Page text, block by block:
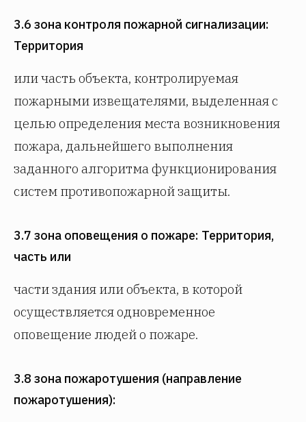
3.6 зона контроля пожарной сигнализации:
Территория
или часть объекта, контролируемая
пожарными извещателями, выделенная с
целью определения места возникновения
пожара, дальнейшего выполнения
заданного алгоритма функционирования
систем противопожарной защиты.
3.7 зона оповещения о пожаре: Территория,
часть или
части здания или объекта, в которой
осуществляется одновременное
оповещение людей о пожаре.
3.8 зона пожаротушения (направление
пожаротушения):